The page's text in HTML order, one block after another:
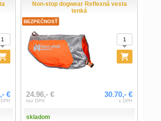
€
Non-stop dogwear Reflexná vesta
tenká
BEZPEČNOSŤ
24.96,- €
bez DPH
30.70,- €
s DPH
skladom